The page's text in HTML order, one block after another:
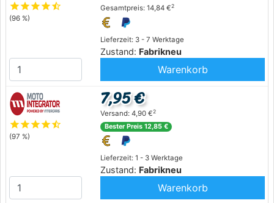
starstarstarstarstar_half
(96 %)
Lieferzeit: 3 - 7 Werktage
Zustand: Fabrikneu
Gesamtpreis: 14,84 €2
Warenkorb
starstarstarstarstar_half
(97 %)
Lieferzeit: 1 - 3 Werktage
Zustand: Fabrikneu
7,95 €
Versand: 4,90 €2
Bester Preis 12,85 €
Warenkorb